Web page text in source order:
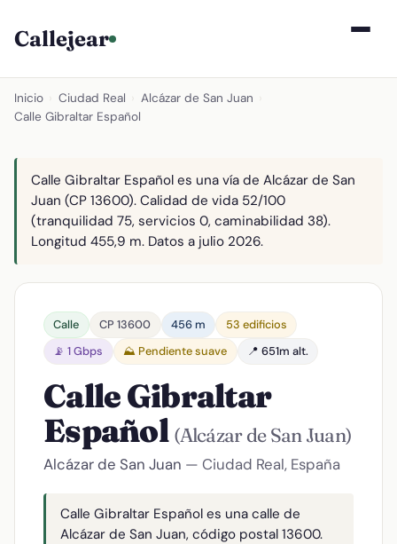
Callejear
Inicio Ciudad Real Alcázar de San Juan
Calle Gibraltar Español
Calle Gibraltar Español es una vía de Alcázar de San
Juan (CP 13600). Calidad de vida 52/100
(tranquilidad 75, servicios 0, caminabilidad 38).
Longitud 455,9 m. Datos a julio 2026.
Calle CP 13600 456 m
53 edificios
📡 1 Gbps
⛰️ Pendiente suave 📍 651m alt.
Calle Gibraltar
Español (Alcázar de San Juan)
Alcázar de San Juan — Ciudad Real, España
Calle Gibraltar Español es una calle de
Alcázar de San Juan, código postal 13600.